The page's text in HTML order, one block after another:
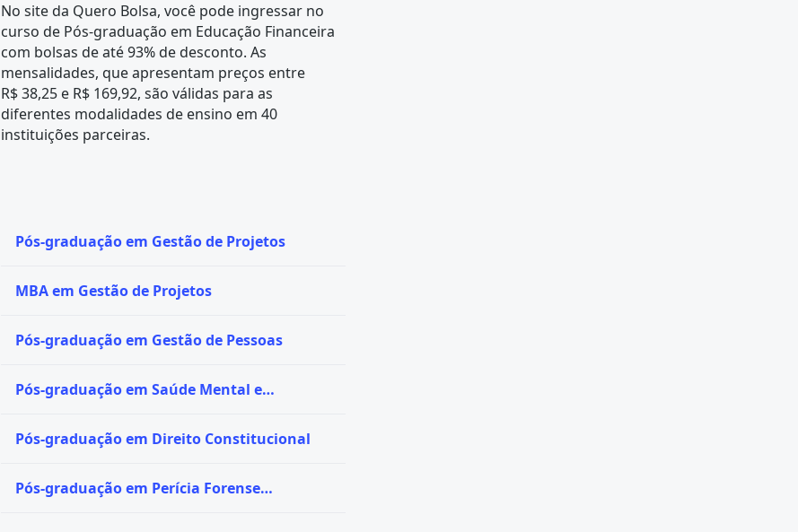
No site da Quero Bolsa, você pode ingressar no
curso de Pós-graduação em Educação Financeira
com bolsas de até 93% de desconto. As
mensalidades, que apresentam preços entre
R$ 38,25 e R$ 169,92, são válidas para as
diferentes modalidades de ensino em 40
instituições parceiras.
Pós-graduação em Gestão de Projetos
MBA em Gestão de Projetos
Pós-graduação em Gestão de Pessoas
Pós-graduação em Saúde Mental e
Pós-graduação em Direito Constitucional
Pós-graduação em Perícia Forense